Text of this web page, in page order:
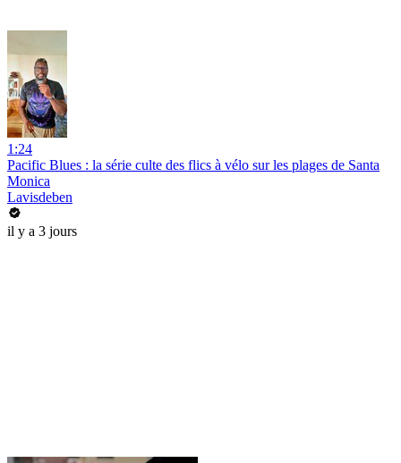
1:24
Pacific Blues : la série culte des flics à vélo sur les plages de Santa
Monica
Lavisdeben
il y a 3 jours